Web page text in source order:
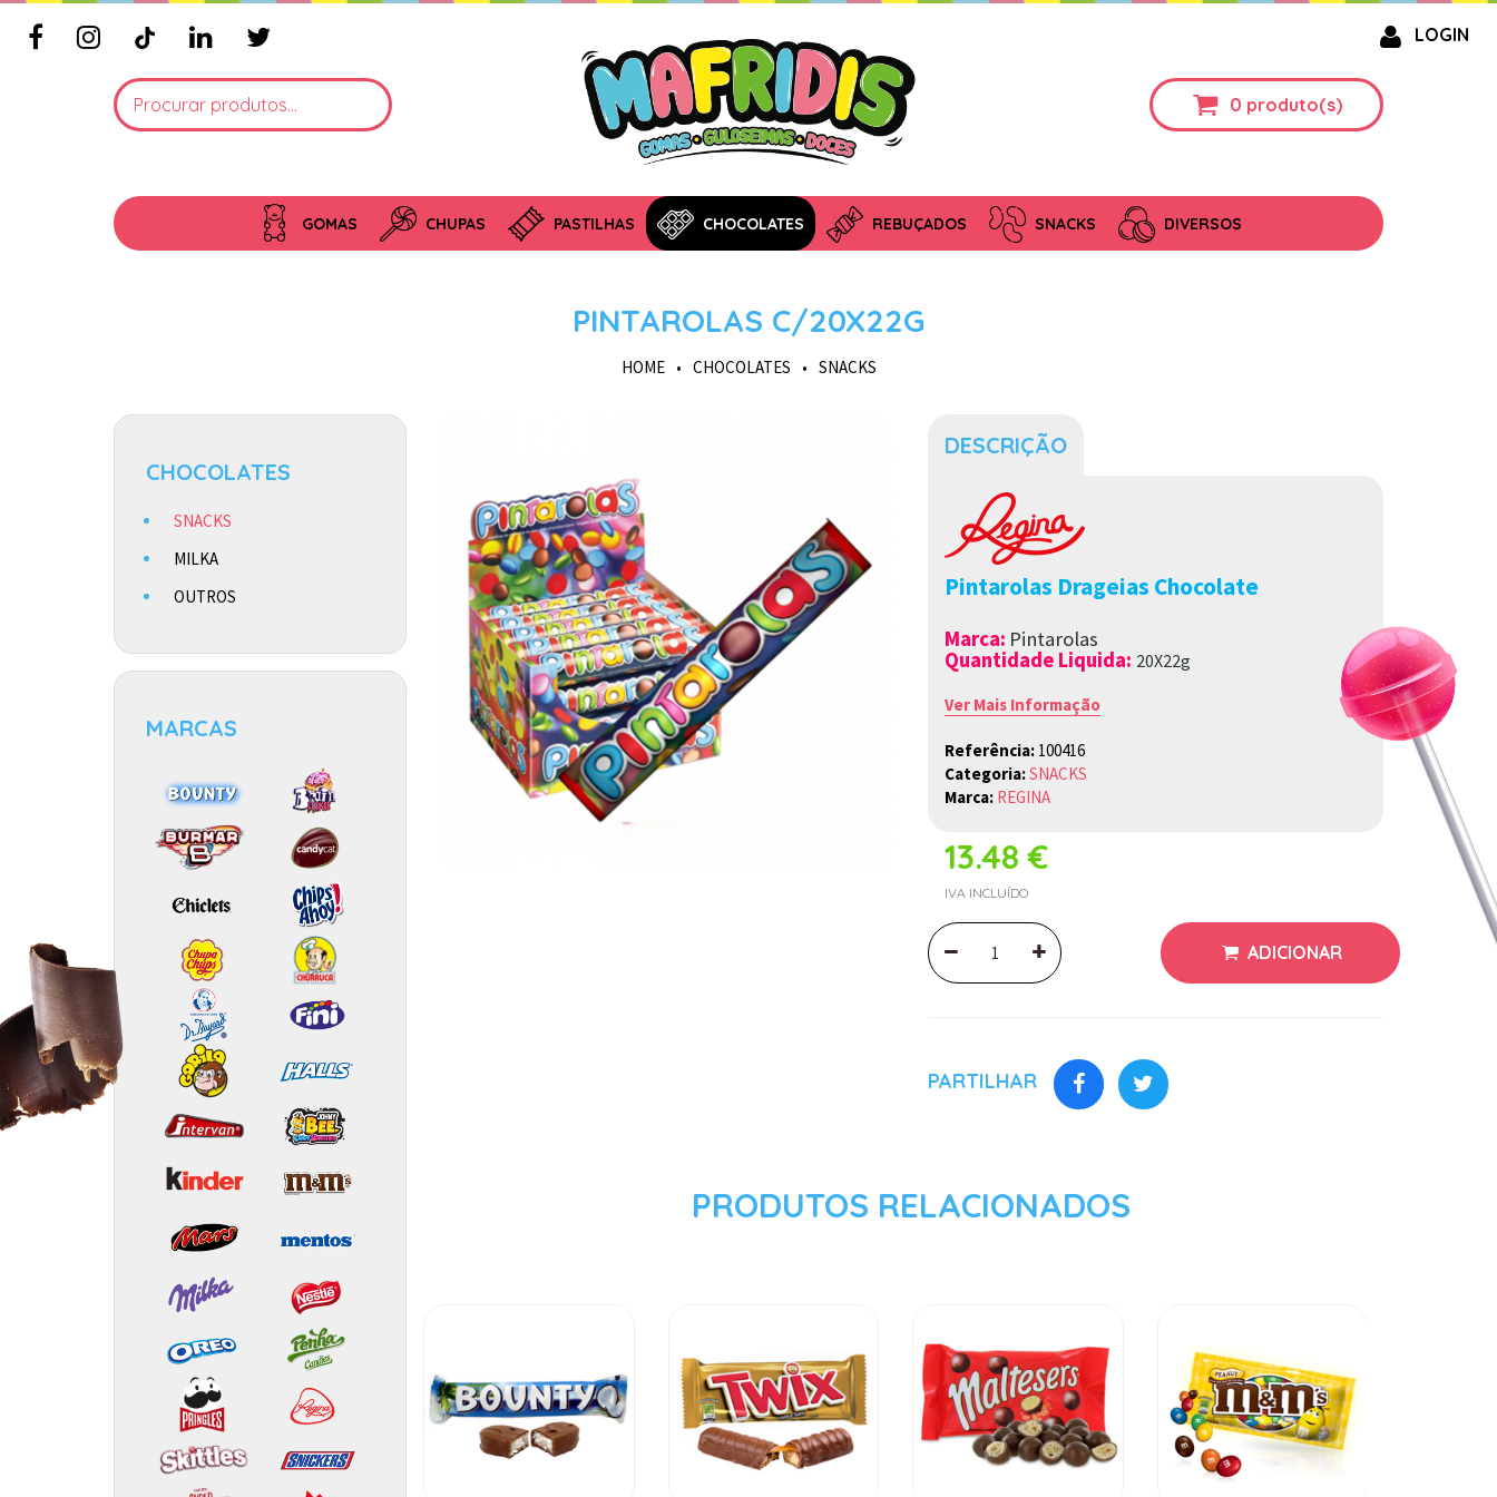
LOGIN
0 produto(s)
GOMAS CHUPAS PASTILHAS CHOCOLATES REBUÇADOS SNACKS DIVERSOS
PINTAROLAS C/20X22G
HOME • CHOCOLATES • SNACKS
CHOCOLATES
SNACKS
MILKA
OUTROS
MARCAS
DESCRIÇÃO
Pintarolas Drageias Chocolate
Marca: Pintarolas
Quantidade Liquida: 20X22g
Ver Mais Informação
Referência: 100416
Categoria:SNACKS
Marca: REGINA
13.48 €
IVA INCLUÍDO
ADICIONAR
PARTILHAR
PRODUTOS RELACIONADOS